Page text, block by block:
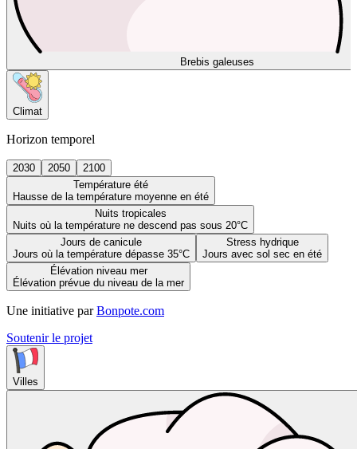
Brebis galeuses
Climat
Horizon temporel
2030 2050
2100
Température été
Hausse de la température moyenne en été
Nuits tropicales
Nuits où la température ne descend pas sous 20°C
Jours de canicule
Jours où la température dépasse 35°C
Stress hydrique
Jours avec sol sec en été
Élévation niveau mer
Élévation prévue du niveau de la mer
Une initiative par Bonpote.com
Soutenir le projet
Villes